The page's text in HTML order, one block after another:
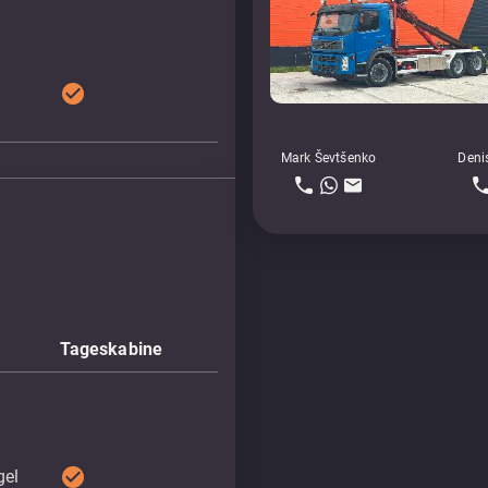
check_circle
Tageskabine
check_circle
Mark Ševtšenko